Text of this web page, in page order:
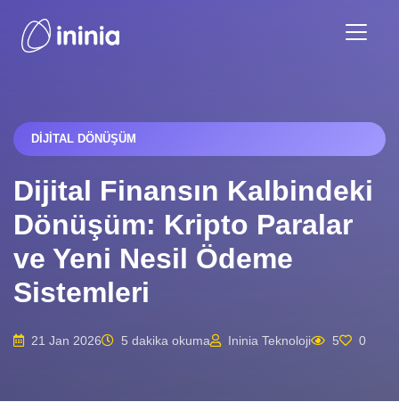
DIJITAL DÖNÜŞÜM
Dijital Finansın Kalbindeki
Dönüşüm: Kripto Paralar
ve Yeni Nesil Ödeme
Sistemleri
21 Jan 2026 5 dakika okuma Ininia Teknoloji 5 0